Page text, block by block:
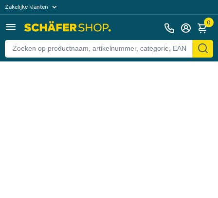
Zakelijke klanten
Particuliere klanten 0
Terug